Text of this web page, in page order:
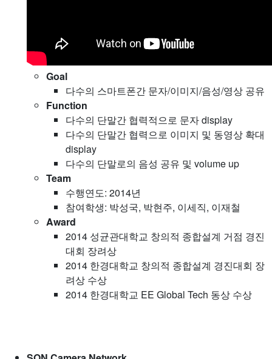
Goal
다수의 스마트폰간 문자/이미지/음성/영상 공유
Function
다수의 단말간 협력적으로 문자 display
다수의 단말간 협력으로 이미지 및 동영상 확대
display
다수의 단말로의 음성 공유 및 volume up
Team
수행연도: 2014년
참여학생: 박성국, 박현주, 이세직, 이재철
Award
2014 성균관대학교 창의적 종합설계 거점 경진
대회 장려상
2014 한경대학교 창의적 종합설계 경진대회 장
려상 수상
2014 한경대학교 EE Global Tech 동상 수상